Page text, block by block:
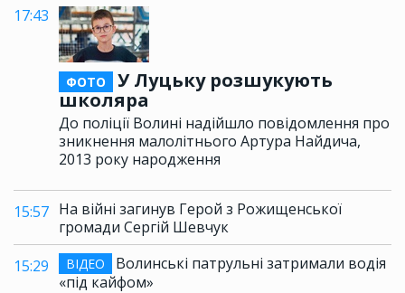
17:43
ФОТО
У Луцьку розшукують
школяра
До поліції Волині надійшло повідомлення про
зникнення малолітнього Артура Найдича,
2013 року народження
15:57 На війні загинув Герой з Рожищенської
громади Сергій Шевчук
15:29
ВІДЕО
Волинські патрульні затримали водія
«під кайфом»